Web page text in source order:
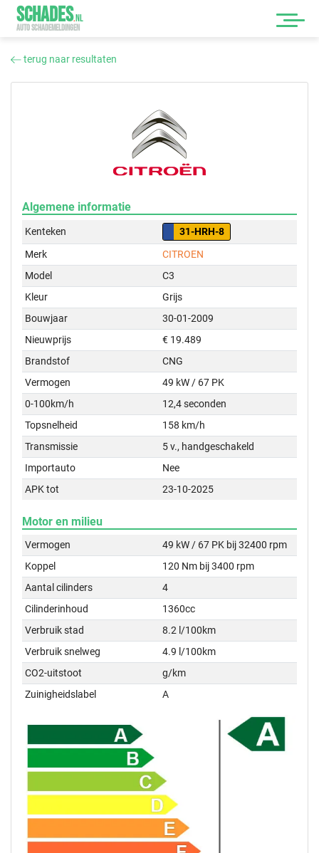
SCHADES.NL
AUTO SCHADEMELDINGEN
terug naar resultaten
Algemene informatie
Kenteken
31-HRH-8
Merk
CITROEN
Model
C3
Kleur
Grijs
Bouwjaar
30-01-2009
Nieuwprijs
€ 19.489
Brandstof
CNG
Vermogen
49 kW / 67 PK
0-100km/h
12,4 seconden
Topsnelheid
158 km/h
Transmissie
5 v., handgeschakeld
Importauto
Nee
APK tot
23-10-2025
Motor en milieu
Vermogen
49 kW / 67 PK bij 32400 rpm
Koppel
120 Nm bij 3400 rpm
Aantal cilinders
4
Cilinderinhoud
1360cc
Verbruik stad
8.2 l/100km
Verbruik snelweg
4.9 l/100km
CO2-uitstoot
g/km
Zuinigheidslabel
A